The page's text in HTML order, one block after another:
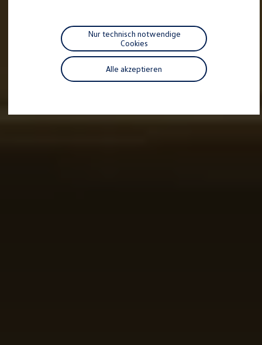
Transport
Entertainment und Elektronik
Individualisieren
Wallbox und Ladekabel
Digitale Extras
Dienste für Ihr Modell finden
Alle akzeptieren
Nur technisch notwendige
Cookies